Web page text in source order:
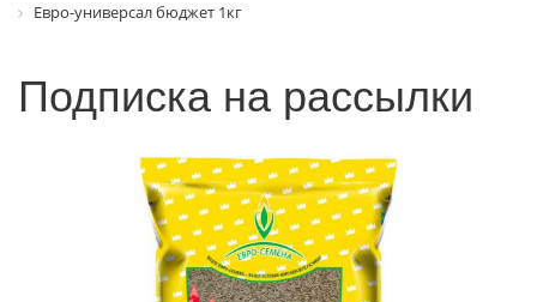
Евро-универсал бюджет 1кг
Подписка на рассылки